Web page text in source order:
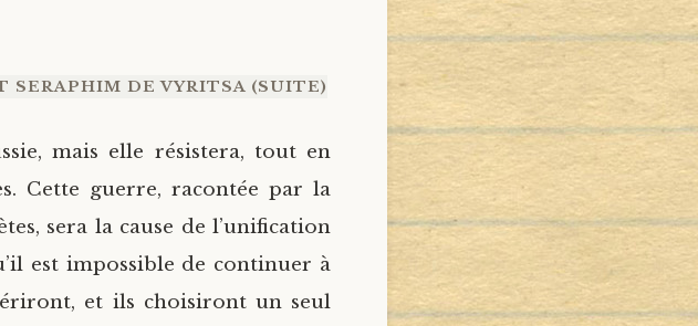
DE VYRITSA (SUITE)
mais elle résistera, tout en
Cette guerre, racontée par la
sera la cause de l’unification
est impossible de continuer à
et ils choisiront un seul